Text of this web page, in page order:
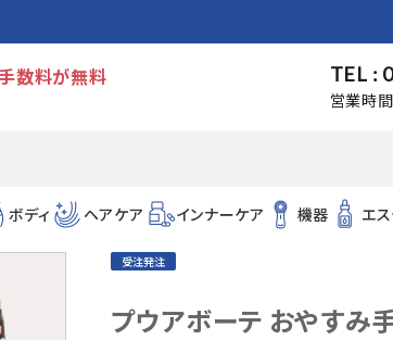
数料が無料 TEL :
営業時
ボディ ヘアケア インナーケア 機器 エ
受注発注
プウアボーテ おやすみ